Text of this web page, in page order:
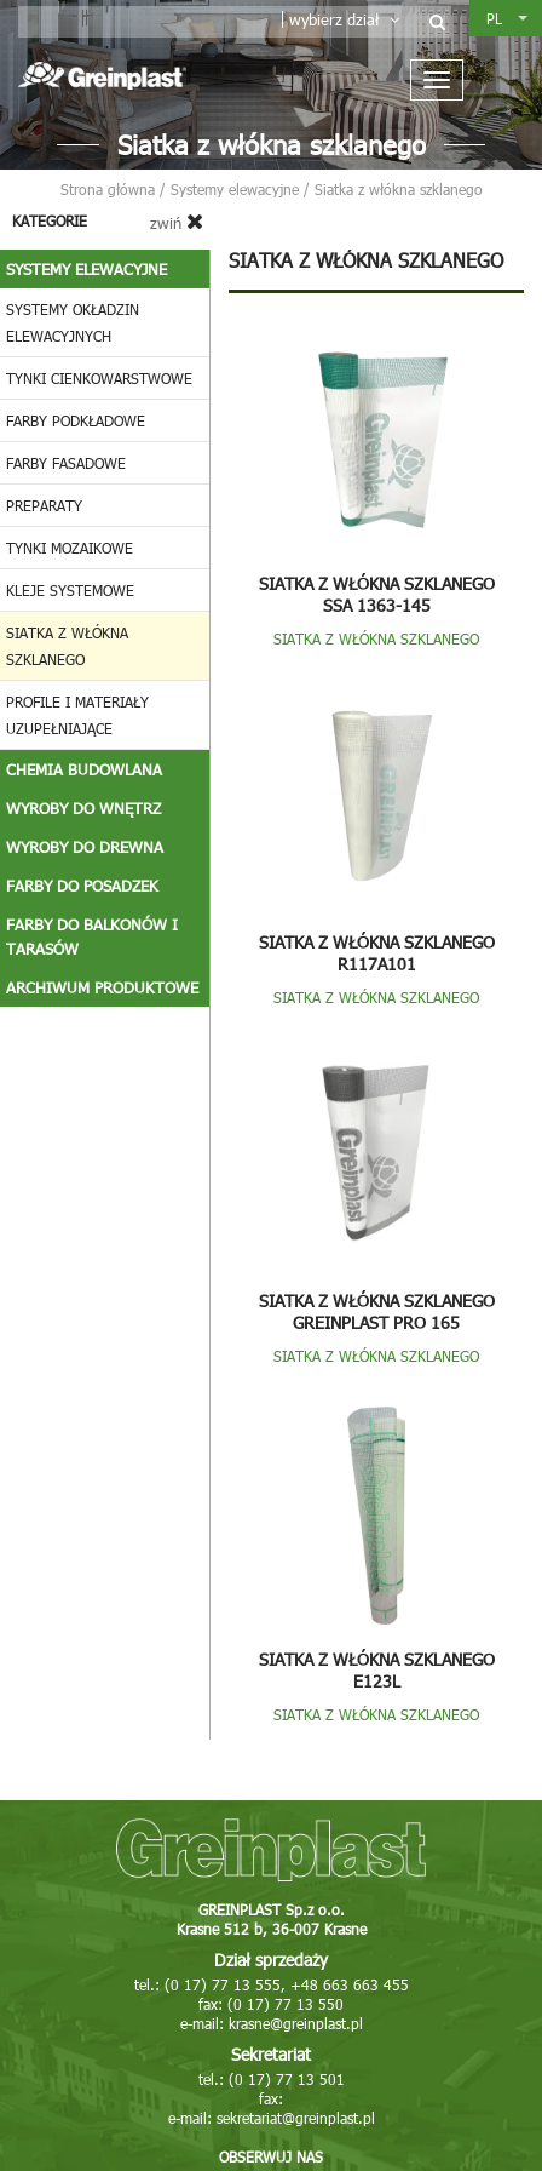
wybierz dział PL
Siatka z włókna szklanego
Strona główna/ Systemy elewacyjne/ Siatka z włókna szklanego
KATEGORIE
zwiń
SYSTEMY ELEWACYJNE
SYSTEMY OKŁADZIN
ELEWACYJNYCH
TYNKI CIENKOWARSTWOWE
FARBY PODKŁADOWE
FARBY FASADOWE
PREPARATY
TYNKI MOZAIKOWE
KLEJE SYSTEMOWE
SIATKA Z WŁÓKNA
SZKLANEGO
PROFILE I MATERIAŁY
UZUPEŁNIAJĄCE
CHEMIA BUDOWLANA
WYROBY DO WNĘTRZ
WYROBY DO DREWNA
FARBY DO POSADZEK
FARBY DO BALKONÓW I
TARASÓW
ARCHIWUM PRODUKTOWE
SIATKA Z WŁÓKNA SZKLANEGO
SIATKA Z WŁÓKNA SZKLANEGO
SSA 1363-145
SIATKA Z WŁÓKNA SZKLANEGO
SIATKA Z WŁÓKNA SZKLANEGO
R117A101
SIATKA Z WŁÓKNA SZKLANEGO
SIATKA Z WŁÓKNA SZKLANEGO
GREINPLAST PRO 165
SIATKA Z WŁÓKNA SZKLANEGO
SIATKA Z WŁÓKNA SZKLANEGO
E123L
SIATKA Z WŁÓKNA SZKLANEGO
GREINPLAST Sp.z o.o.
Krasne 512 b, 36-007 Krasne
Dział sprzedaży
tel.: (0 17) 77 13 555, +48 663 663 455
fax: (0 17) 77 13 550
e-mail: krasne@greinplast.pl
Sekretariat
tel.: (0 17) 77 13 501
fax:
e-mail: sekretariat@greinplast.pl
OBSERWUJ NAS